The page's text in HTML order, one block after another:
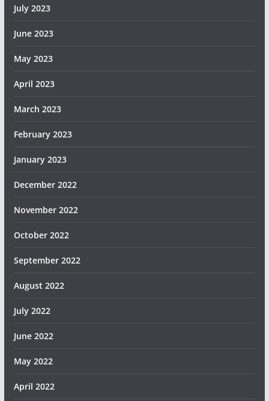
July 2023
June 2023
May 2023
April 2023
March 2023
February 2023
January 2023
December 2022
November 2022
October 2022
September 2022
August 2022
July 2022
June 2022
May 2022
April 2022